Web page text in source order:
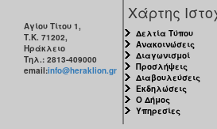
Αγίου Τίτου 1,
Τ.Κ. 71202,
Ηράκλειο
Τηλ.: 2813-409000
email:info@heraklion.gr
Χάρτης
Δελτία Τύπου
Ανακοινώσεις
Διαγωνισμοί
Προσλήψεις
Διαβουλεύσεις
Εκδηλώσεις
Ο Δήμος
Υπηρεσίες